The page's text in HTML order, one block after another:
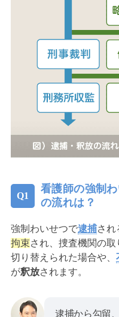
看護師の強制
の流れは？
強制わいせつで逮捕され
拘束され、捜査機関の取
切り替えられた場合や、
が釈放されます。
逮捕から勾留